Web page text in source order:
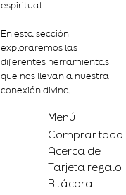
espiritual.
En esta sección
exploraremos las
diferentes herramientas
que nos llevan a nuestra
conexión divina.
Menú
Comprar todo
Acerca de
Tarjeta regalo
Bitácora